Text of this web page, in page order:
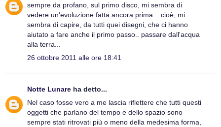
sempre da profano, sul primo disco, mi sembra di
vedere un'evoluzione fatta ancora prima... cioè, mi
sembra di capire, da tutti quei disegni, che ci hanno
aiutato a fare anche il primo passo.. passare dall'acqua
alla terra...
26 ottobre 2011 alle ore 18:41
Notte Lunare ha detto...
Nel caso fosse vero a me lascia riflettere che tutti questi
oggetti che parlano del tempo e dello spazio sono
sempre stati ritrovati più o meno della medesima forma,